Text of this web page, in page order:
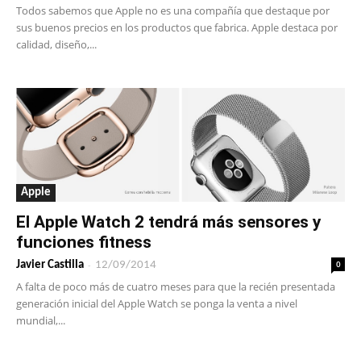
Todos sabemos que Apple no es una compañía que destaque por
sus buenos precios en los productos que fabrica. Apple destaca por
calidad, diseño,...
Apple
El Apple Watch 2 tendrá más sensores y
funciones fitness
Javier Castilla - 12/09/2014 0
A falta de poco más de cuatro meses para que la recién presentada
generación inicial del Apple Watch se ponga la venta a nivel
mundial,...